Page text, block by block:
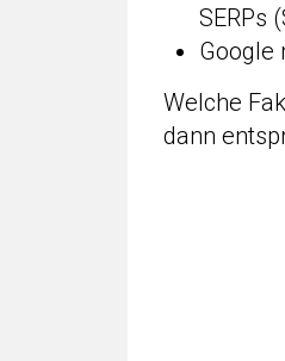
SERPs
Google
Welche
dann